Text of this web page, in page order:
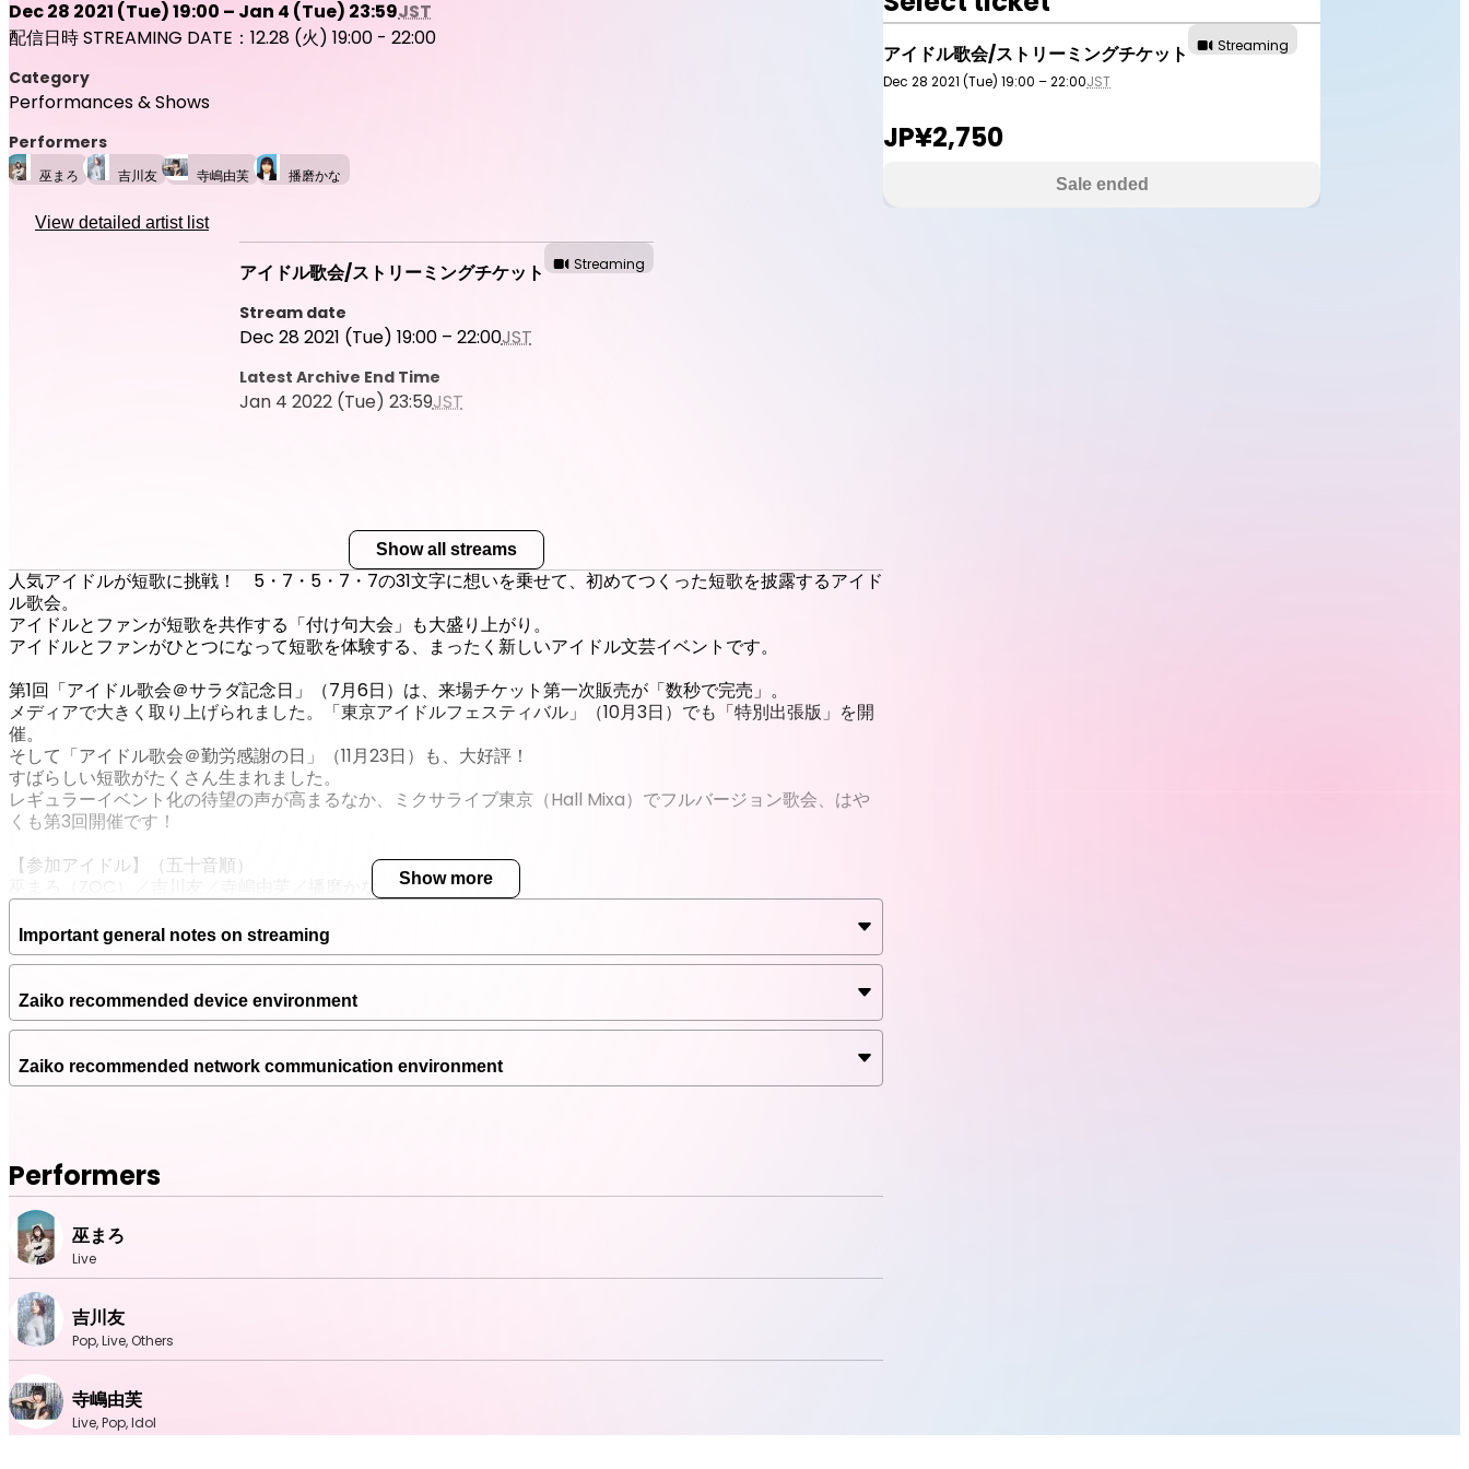
Dec 28 2021 (Tue) 19:00 – Jan 4 (Tue) 23:59JST
配信日時 STREAMING DATE：12.28 (火) 19:00 - 22:00
Category
Performances & Shows
Performers
巫まろ 吉川友 寺嶋由芙 播磨かな
View detailed artist list
アイドル歌会/ストリーミングチケット Streaming
Stream date
Dec 28 2021 (Tue) 19:00 – 22:00JST
Latest Archive End Time
Jan 4 2022 (Tue) 23:59JST
Show all streams
人気アイドルが短歌に挑戦！ 5・7・5・7・7の31文字に想いを乗せて、初めてつくった短歌を披露するアイド
ル歌会。
アイドルとファンが短歌を共作する「付け句大会」も大盛り上がり。
アイドルとファンがひとつになって短歌を体験する、まったく新しいアイドル文芸イベントです。
第1回「アイドル歌会＠サラダ記念日」（7月6日）は、来場チケット第一次販売が「数秒で完売」。
メディアで大きく取り上げられました。「東京アイドルフェスティバル」（10月3日）でも「特別出張版」を開
催。
そして「アイドル歌会＠勤労感謝の日」（11月23日）も、大好評！
すばらしい短歌がたくさん生まれました。
レギュラーイベント化の待望の声が高まるなか、ミクサライブ東京（Hall Mixa）でフルバージョン歌会、はや
くも第3回開催です！
【参加アイドル】（五十音順）
巫まろ（ZOC）／吉川友／寺嶋由芙／播磨かな
【司会・企画・選者】
吉田尚記（ニッポン放送アナウンサー）
【選者】
俵万智（歌人）／笹公人（歌人）／國兼秀二（月刊「短歌研究」編集長）
【注意事項】
■チケットの購入前に、記載の注意事項をよくお読みいただき、配信ライブ視聴に適したインターネット環境・
推奨環境をお持ちかどうか必ずご確認ください。
■チケット購入後の公演延期・中止以外の理由に伴うキャンセル・変更・払い戻しはできません。
■途中から視聴した場合はその時点からのライブ配信となり、巻き戻しての再生はできません。アーカイブ配信
中は巻き戻し再生可能です。
■インターネット回線やシステム上のトラブルにより、配信映像や音声の乱れ、公演の一時中断・途中終了の可
能性がございます。
■お客様のインターネット環境、視聴環境に伴う不具合に関しては、主催者は責任を負いかねます。
■閲覧に関わるインターネット通信費用はお客様のご負担となります。
■データ通信量が多くなることが想定されるため、Wi-Fiのご利用を推奨いたします。
■本公演は有料での配信ライブです。一切の権利は主催者が有します。カメラ・スマートフォンなどによる画面
録画・撮影・録音は全て禁止いたします。また、動画サイトなどへの無断転載・共有を行った場合、法的責任に
問われる場合がございます。
Show more
Important general notes on streaming
Zaiko recommended device environment
Zaiko recommended network communication environment
Performers
巫まろ
Live
吉川友
Pop, Live, Others
寺嶋由芙
Live, Pop, Idol
アイドル歌会/ストリーミングチケット
Streaming
Dec 28 2021 (Tue) 19:00 – 22:00JST
JP¥2,750
Sale ended